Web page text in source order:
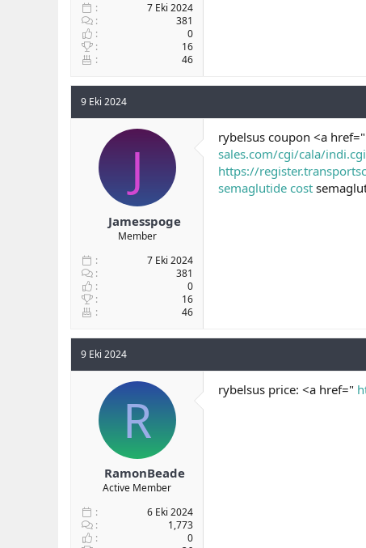
7 Eki 2024
381
0
16
46
9 Eki 2024
J
Jamesspoge
Member
7 Eki 2024
381
0
16
46
rybelsus coupon <a href="
sales.com/cgi/cala/
https://
semaglutide cost
9 Eki 2024
R
RamonBeade
Active Member
6 Eki 2024
1,773
0
rybelsus price: <a href="